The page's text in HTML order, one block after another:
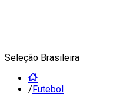
Seleção Brasileira
/Futebol